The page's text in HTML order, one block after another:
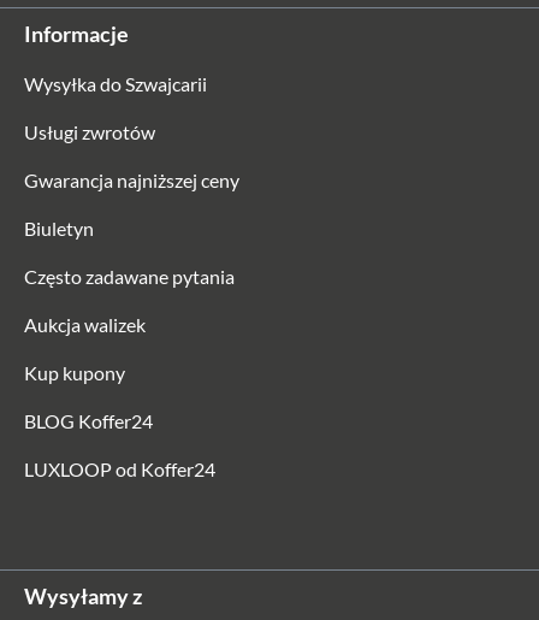
Informacje
Wysyłka do Szwajcarii
Usługi zwrotów
Gwarancja najniższej ceny
Biuletyn
Często zadawane pytania
Aukcja walizek
Kup kupony
BLOG Koffer24
LUXLOOP od Koffer24
Wysyłamy z